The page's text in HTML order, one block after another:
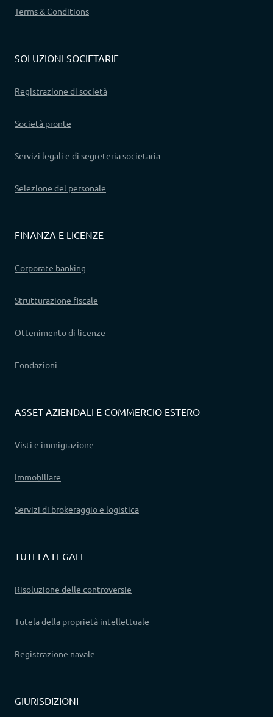
Terms & Conditions
SOLUZIONI SOCIETARIE
Registrazione di società
Società pronte
Servizi legali e di segreteria societaria
Selezione del personale
FINANZA E LICENZE
Corporate banking
Strutturazione fiscale
Ottenimento di licenze
Fondazioni
ASSET AZIENDALI E COMMERCIO ESTERO
Visti e immigrazione
Immobiliare
Servizi di brokeraggio e logistica
TUTELA LEGALE
Risoluzione delle controversie
Tutela della proprietà intellettuale
Registrazione navale
GIURISDIZIONI